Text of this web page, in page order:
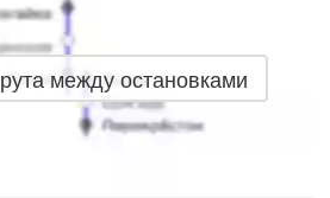
между остановками